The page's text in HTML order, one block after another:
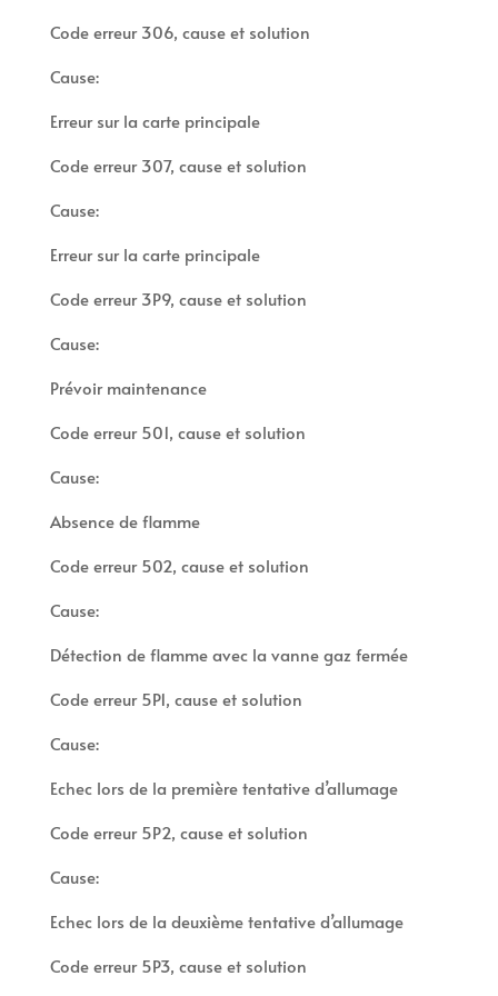
Code erreur 306, cause et solution
Cause:
Erreur sur la carte principale
Code erreur 307, cause et solution
Cause:
Erreur sur la carte principale
Code erreur 3P9, cause et solution
Cause:
Prévoir maintenance
Code erreur 501, cause et solution
Cause:
Absence de flamme
Code erreur 502, cause et solution
Cause:
Détection de flamme avec la vanne gaz fermée
Code erreur 5P1, cause et solution
Cause:
Echec lors de la première tentative d’allumage
Code erreur 5P2, cause et solution
Cause:
Echec lors de la deuxième tentative d’allumage
Code erreur 5P3, cause et solution